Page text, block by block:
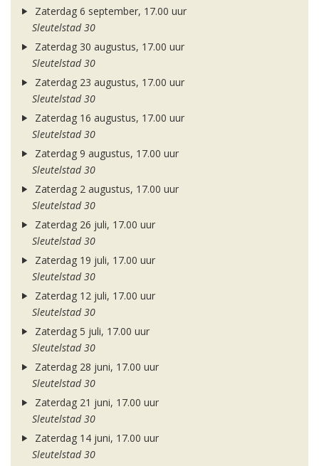
Zaterdag 6 september, 17.00 uur
Sleutelstad 30
Zaterdag 30 augustus, 17.00 uur
Sleutelstad 30
Zaterdag 23 augustus, 17.00 uur
Sleutelstad 30
Zaterdag 16 augustus, 17.00 uur
Sleutelstad 30
Zaterdag 9 augustus, 17.00 uur
Sleutelstad 30
Zaterdag 2 augustus, 17.00 uur
Sleutelstad 30
Zaterdag 26 juli, 17.00 uur
Sleutelstad 30
Zaterdag 19 juli, 17.00 uur
Sleutelstad 30
Zaterdag 12 juli, 17.00 uur
Sleutelstad 30
Zaterdag 5 juli, 17.00 uur
Sleutelstad 30
Zaterdag 28 juni, 17.00 uur
Sleutelstad 30
Zaterdag 21 juni, 17.00 uur
Sleutelstad 30
Zaterdag 14 juni, 17.00 uur
Sleutelstad 30